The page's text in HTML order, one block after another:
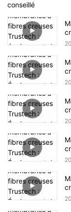
conseillé